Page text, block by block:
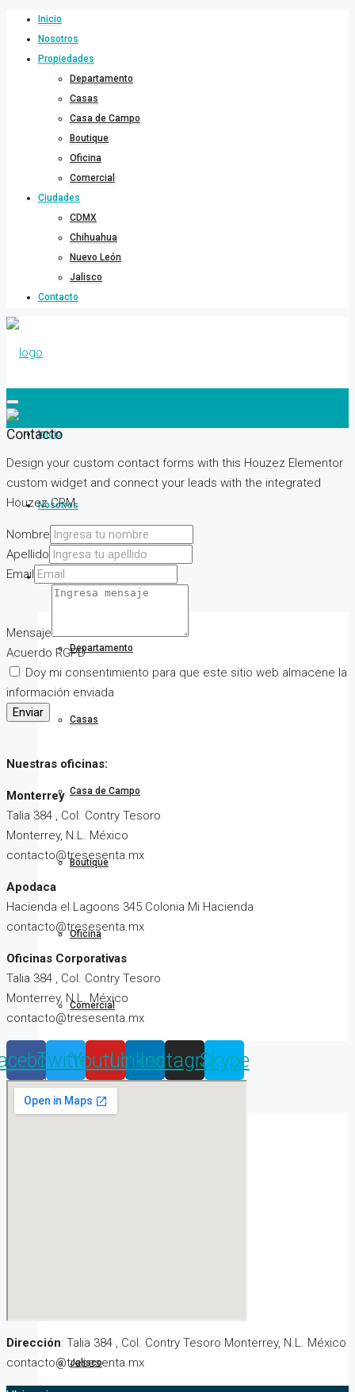
Inicio
Nosotros
Propiedades
Departamento
Casas
Casa de Campo
Boutique
Oficina
Comercial
Ciudades
CDMX
Chihuahua
Nuevo León
Jalisco
Contacto
Inicio
Nosotros
Propiedades
Departamento
Casas
Casa de Campo
Boutique
Oficina
Comercial
Ciudades
Jalisco
Contacto
Design your custom contact forms with this Houzez Elementor
custom widget and connect your leads with the integrated
Houzez CRM.
Nombre
Apellido
Email
Mensaje
Acuerdo RGPD
Doy mi consentimiento para que este sitio web almacene la
información enviada
Enviar
Nuestras oficinas:
Monterrey
Talia 384 , Col. Contry Tesoro
Monterrey, N.L. México
contacto@tresesenta.mx
Apodaca
Hacienda el Lagoons 345 Colonia Mi Hacienda
contacto@tresesenta.mx
Oficinas Corporativas
Talia 384 , Col. Contry Tesoro
Monterrey, N.L. México
contacto@tresesenta.mx
TwitterYoutubeLinkedin
Instagram
Skype
Dirección: Talia 384 , Col. Contry Tesoro Monterrey, N.L. México
contacto@tresesenta.mx